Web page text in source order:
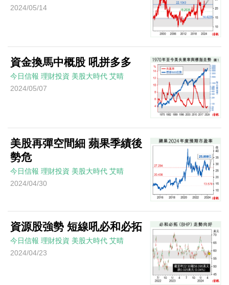
2024/05/14
資金換馬中概股 吼拼多多
今日信報 理財投資 美股大時代 艾晴
2024/05/07
美股再彈空間細 蘋果季績後
勢危
今日信報 理財投資 美股大時代 艾晴
2024/04/30
資源股強勢 短線吼必和必拓
今日信報 理財投資 美股大時代 艾晴
2024/04/23